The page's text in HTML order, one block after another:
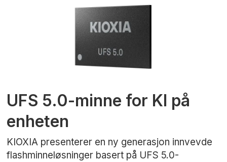
UFS 5.0-minne for KI på
enheten
KIOXIA presenterer en ny generasjon innvevde
flashminneløsninger basert på UFS 5.0-